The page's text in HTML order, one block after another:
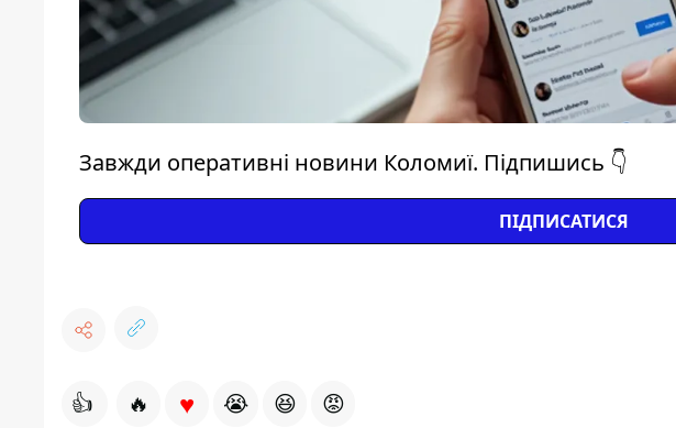
Завжди оперативні новини Коломиї. Підпишись 👇
ПІДПИСАТИСЯ
👍 🔥 ♥ 😭 😆 😡